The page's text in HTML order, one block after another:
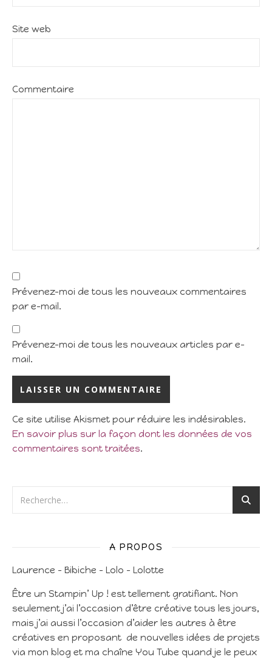
Site web
Commentaire
Prévenez-moi de tous les nouveaux commentaires
par e-mail.
Prévenez-moi de tous les nouveaux articles par e-
mail.
Ce site utilise Akismet pour réduire les indésirables.
En savoir plus sur la façon dont les données de vos
commentaires sont traitées.
A PROPOS
Laurence – Bibiche – Lolo – Lolotte
Être un Stampin’ Up ! est tellement gratifiant. Non
seulement j’ai l’occasion d’être créative tous les jours,
mais j’ai aussi l’occasion d’aider les autres à être
créatives en proposant de nouvelles idées de projets
via mon blog et ma chaîne You Tube quand je le peux